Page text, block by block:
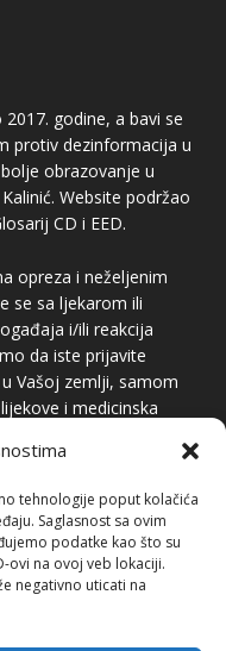
tehnologije poput kolačića
Saglasnost sa ovim
podatke kao što su
ovi na ovoj veb lokaciji.
negativno uticati na
godine, a bavi se
protiv dezinformacija u
obrazovanje u
Website podržao
CD i EED.
opreza i neželjenim
se sa ljekarom ili
i/ili reakcija
da iste prijavite
Vašoj zemlji, samom
i medicinska